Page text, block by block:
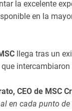
la excelente
en la
llega tras un
CEO de MSC
en cada punto